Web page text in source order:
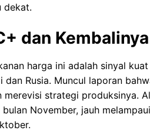
dekat.
dan
harga ini adalah sinyal
Rusia. Muncul laporan
merevisi strategi produksinya.
November, jauh